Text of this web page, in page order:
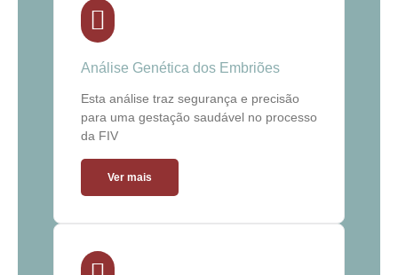
Análise Genética dos Embriões
Esta análise traz segurança e precisão
para uma gestação saudável no processo
da FIV
Ver mais